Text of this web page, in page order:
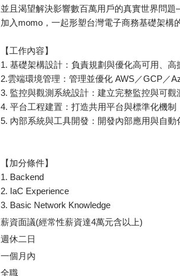
並且渴望解決影響數百萬用戶的真實世界問題
加入momo，一起形塑台灣電子商務基礎架構
【工作內容】
1. 基礎架構設計：負責規劃與優化高可用、
2.雲端環境管理：管理並優化 AWS／GCP／
3. 監控與觀測系統設計：建立完整監控與可
4. 平台工程建置：打造共用平台與標準化機
5. 內部系統與工具開發：開發內部應用與自
【加分條件】
1. Backend
2. IaC Experience
3. Basic Network Knowledge
薪資面議(經常性薪資達4萬元含以上)
週休二日
一個月內
全職